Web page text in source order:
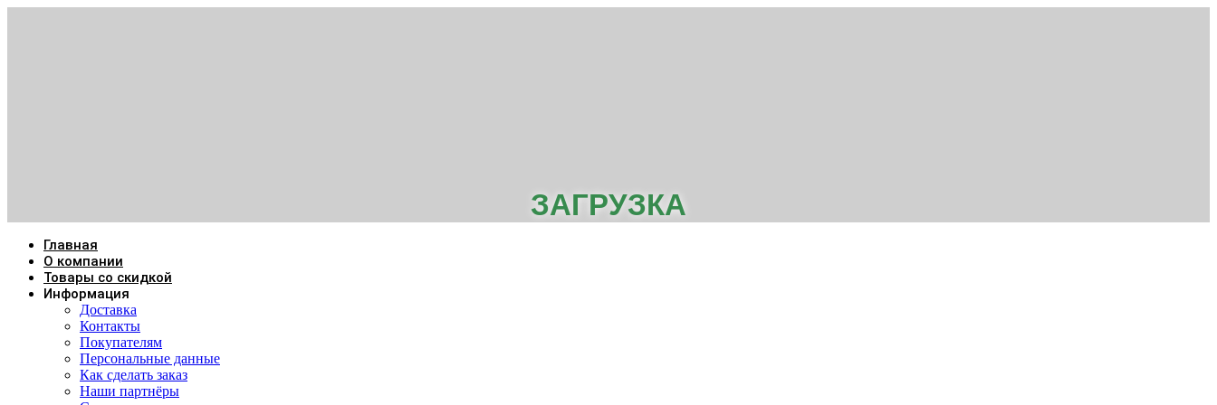
ЗАГРУЗКА
Главная
О компании
Товары со скидкой
Информация
Доставка
Контакты
Покупателям
Персональные данные
Как сделать заказ
Наши партнёры